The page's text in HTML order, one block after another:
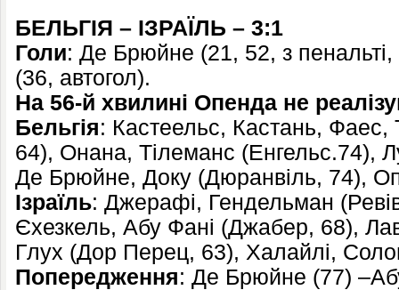
БЕЛЬГІЯ – ІЗРАЇЛЬ – 3:1
Голи: Де Брюйне (21, 52, з
(36, автогол).
На 56-й хвилині Опенда не
Бельгія: Кастеельс, Кастань, Фаес,
64), Онана, Тілеманс (Енгельс.74),
Де Брюйне, Доку (Дюранвіль, 74),
Ізраїль: Джерафі, Гендельман
Єхезкель, Абу Фані (Джабер, 68),
Глух (Дор Перец, 63), Халайлі,
Попередження: Де Брюйне (77)